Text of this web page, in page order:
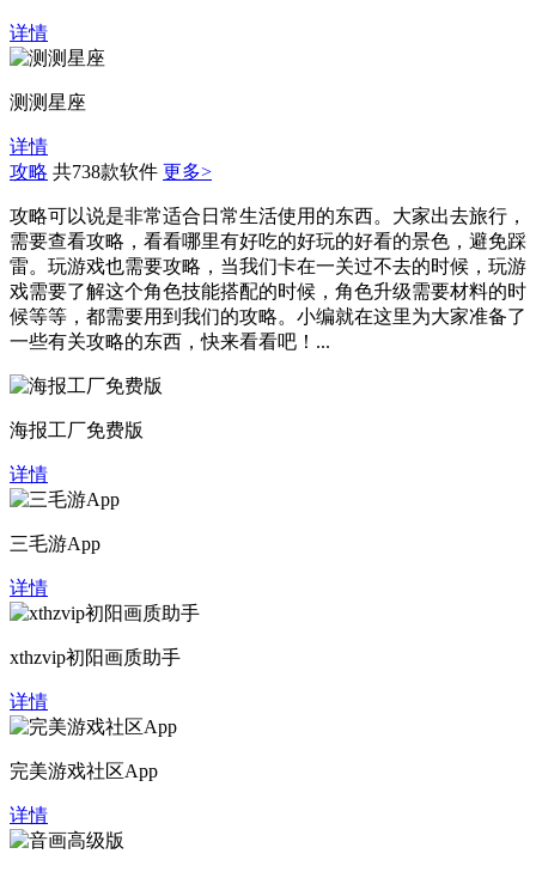
详情
测测星座
详情
攻略 共738款软件 更多>
攻略可以说是非常适合日常生活使用的东西。大家出去旅行，
需要查看攻略，看看哪里有好吃的好玩的好看的景色，避免踩
雷。玩游戏也需要攻略，当我们卡在一关过不去的时候，玩游
戏需要了解这个角色技能搭配的时候，角色升级需要材料的时
候等等，都需要用到我们的攻略。小编就在这里为大家准备了
一些有关攻略的东西，快来看看吧！...
海报工厂免费版
详情
三毛游App
详情
xthzvip初阳画质助手
详情
完美游戏社区App
详情